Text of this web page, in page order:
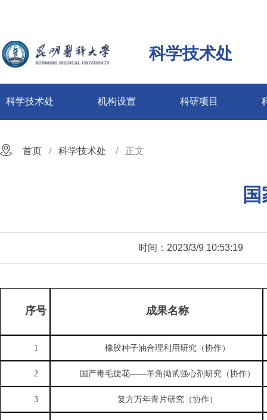
科学技术处
科学技术处 机构设置 科研项目
首页 科学技术处 正文
时间：2023/3/9 10:53:19
序号 成果名称
1 橡胶种子油合理利用研究（协作）
2 国产毒毛旋花——羊角拗甙强心剂研究（协作）
3 复方万年青片研究（协作）